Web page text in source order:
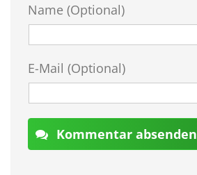
Name (Optional)
E-Mail (Optional)
Kommentar absenden